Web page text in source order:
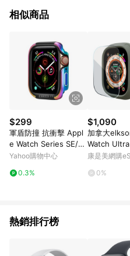
相似商品
$299
軍盾防撞 抗衝擊 Appl
e Watch Series SE/6/
5/4 (40mm) 鋁合金雙
Yahoo購物中心
0.3%
$1,090
加拿大
Watch
uattro Max
神器）-炭綠
康是美網購
0%
熱銷排行榜